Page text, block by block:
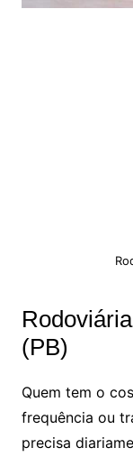
(PB)
Quem tem o
frequência ou
precisa